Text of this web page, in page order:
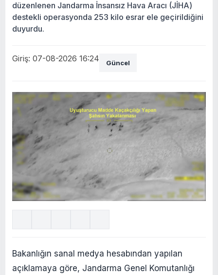
düzenlenen Jandarma İnsansız Hava Aracı (JİHA)
destekli operasyonda 253 kilo esrar ele geçirildiğini
duyurdu.
Giriş: 07-08-2026 16:24 Güncel
Bakanlığın sanal medya hesabından yapılan
açıklamaya göre, Jandarma Genel Komutanlığı